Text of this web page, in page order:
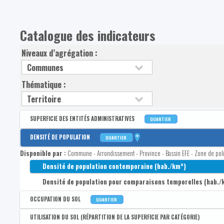
Catalogue des indicateurs
Niveaux d’agrégation :
Thématique :
SUPERFICIE DES ENTITÉS ADMINISTRATIVES QUARTIER
Disponible par :Commune - Arrondissement - Province - Bassin EFE - Zone de
Superficie en km²
DENSITÉ DE POPULATION QUARTIER
Disponible par : Commune - Arrondissement - Province - Bassin EFE - Zone de
Densité de population contemporaine (hab./km²)
Densité de population pour comparaisons temporelles (hab./
OCCUPATION DU SOL QUARTIER
Disponible par :Commune - Arrondissement - Province - Bassin EFE - Zone de
UTILISATION DU SOL (RÉPARTITION DE LA SUPERFICIE PAR CATÉGORIE)